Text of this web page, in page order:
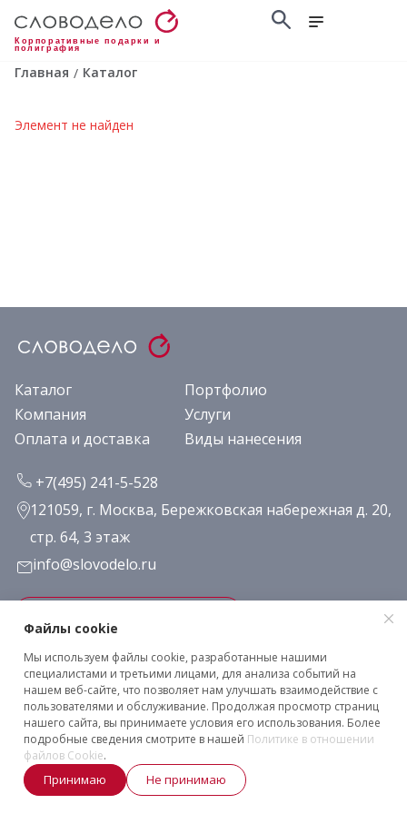
Корпоративные подарки и
полиграфия
Главная / Каталог
Элемент не найден
Каталог
Портфолио
Компания
Услуги
Оплата и доставка
Виды нанесения
+7(495) 241-5-528
121059, г. Москва, Бережковская набережная д. 20,
стр. 64, 3 этаж
info@slovodelo.ru
Заказать звонок
Подписаться на рассылку
Клиентское соглашение
Политика конфиденциальности
2026 © «Словодело». Все права защищены
Файлы cookie
Мы используем файлы cookie, разработанные нашими
специалистами и третьими лицами, для анализа событий на
нашем веб-сайте, что позволяет нам улучшать взаимодействие с
пользователями и обслуживание. Продолжая просмотр страниц
нашего сайта, вы принимаете условия его использования. Более
подробные сведения смотрите в нашей Политике в отношении
файлов Cookie.
Принимаю Не принимаю